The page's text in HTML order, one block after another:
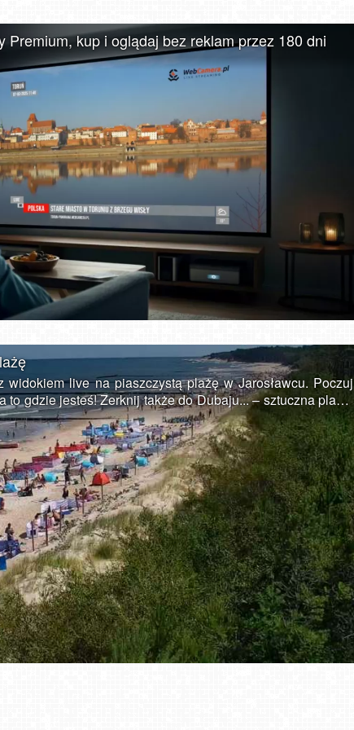
Premium, kup i oglądaj bez reklam przez 180 dni
DZIWNÓW - widok na plażę
widokiem live na piaszczystą plażę w Jarosławcu. Poczuj
to gdzie jesteś! Zerknij także do Dubaju... – sztuczna plaża.
w województwie zachodniopomorskim na Wybrzeżu
miastami Ustka i Darłowo. Posiada bardzo
gastronomiczną, co pozwala przyjąć rzesze turystów w
oraz sporej liczbie atrakcji każdy znajdzie tu coś dla
turystyczną, Jarosławiec ma do zaoferowania naprawdę
słonecznych na pięknej plaży, czy wodnej zabawie w
Bursztynu, bądź oglądać wspaniałe widoki z 33
z 1838 roku. W pobliżu czyste, zielone lasy z licznymi
Ponadto, nieco na wschód znajduje się polodowcowe
żaglówkami bądź rowerkami wodnymi. Miejscowi
konnej, bądź wybrania się z całą rodziną do aquaparku.
i ruszaj na urlop. Pozwól by nasza kamera pomogła Ci
Bielsko-Biała Plac Wojska Polskiego NOWOŚĆ